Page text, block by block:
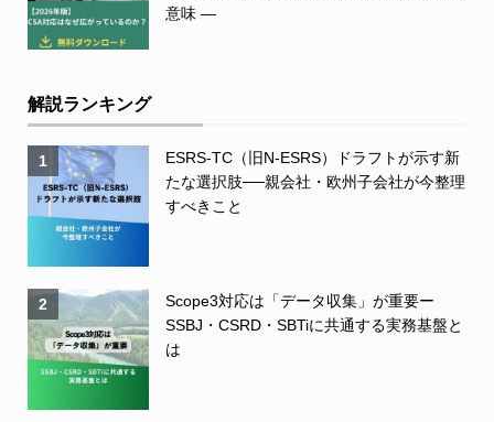
意味 ―
解説ランキング
1
ESRS-TC（旧N-ESRS）ドラフトが示す新
たな選択肢──親会社・欧州子会社が今整理
すべきこと
2
Scope3対応は「データ収集」が重要ー
SSBJ・CSRD・SBTiに共通する実務基盤と
は